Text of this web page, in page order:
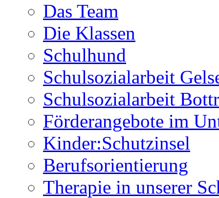
Das Team
Die Klassen
Schulhund
Schulsozialarbeit
Schulsozialarbeit
Förderangebote im
Kinder:Schutzinsel
Berufsorientierung
Therapie in unserer